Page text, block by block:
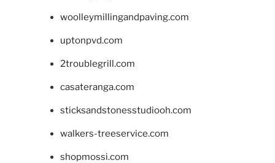
woolleymillingandpaving.com
uptonpvd.com
2troublegrill.com
casateranga.com
sticksandstonesstudiooh.com
walkers-treeservice.com
shopmossi.com